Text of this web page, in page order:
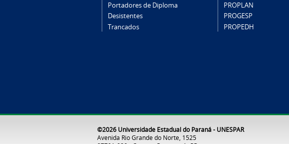
Portadores de Diploma
Desistentes
Trancados
PROPLAN
PROGESP
PROPEDH
©2026 Universidade Estadual do Paraná - UNESPAR
Avenida Rio Grande do Norte, 1525